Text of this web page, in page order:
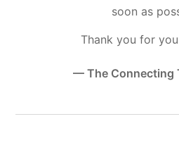
soon as
Thank you for
— The Connecting